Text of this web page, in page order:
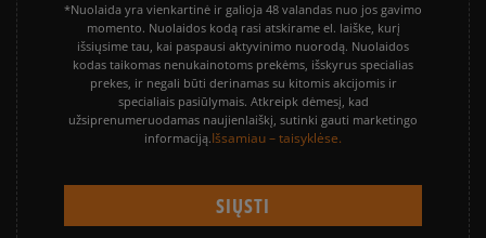
*Nuolaida yra vienkartinė ir galioja 48 valandas nuo jos gavimo
momento. Nuolaidos kodą rasi atskirame el. laiške, kurį
išsiųsime tau, kai paspausi aktyvinimo nuorodą. Nuolaidos
kodas taikomas nenukainotoms prekėms, išskyrus specialias
prekes, ir negali būti derinamas su kitomis akcijomis ir
specialiais pasiūlymais. Atkreipk dėmesį, kad
užsiprenumeruodamas naujienlaiškį, sutinki gauti marketingo
informaciją.Išsamiau – taisyklėse.